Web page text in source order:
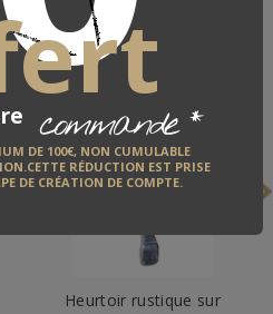
commande*
DE 100€, NON CUMULABLE
RÉDUCTION EST PRISE
DE CRÉATION DE COMPTE.
Heurtoir rustique sur